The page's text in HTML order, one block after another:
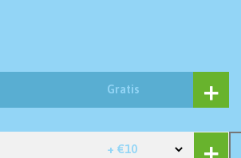
Gratis
+ €10